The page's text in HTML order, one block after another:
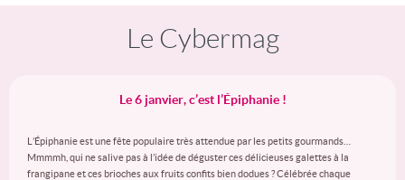
Le Cybermag
Le 6 janvier, c’est l’Épiphanie !
L’Épiphanie est une fête populaire très attendue par les petits gourmands…
Mmmmh, qui ne salive pas à l’idée de déguster ces délicieuses galettes à la
frangipane et ces brioches aux fruits confits bien dodues ? Célébrée chaque